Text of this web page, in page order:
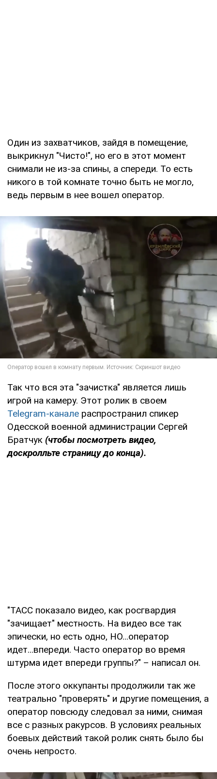
Один из захватчиков, зайдя в помещение,
выкрикнул "Чисто!", но его в этот момент
снимали не из-за спины, а спереди. То есть
никого в той комнате точно быть не могло,
ведь первым в нее вошел оператор.
Так что вся эта "зачистка" является лишь
игрой на камеру. Этот ролик в своем
Telegram-канале распространил спикер
Одесской военной администрации Сергей
Братчук (чтобы посмотреть видео,
доскролльте страницу до конца).
"ТАСС показало видео, как росгвардия
"зачищает" местность. На видео все так
эпически, но есть одно, НО...оператор
идет...впереди. Часто оператор во время
штурма идет впереди группы?" – написал он.
После этого оккупанты продолжили так же
театрально "проверять" и другие помещения, а
оператор повсюду следовал за ними, снимая
все с разных ракурсов. В условиях реальных
боевых действий такой ролик снять было бы
очень непросто.